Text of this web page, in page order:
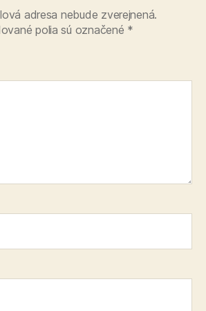
adresa nebude zverejnená.
polia sú označené *